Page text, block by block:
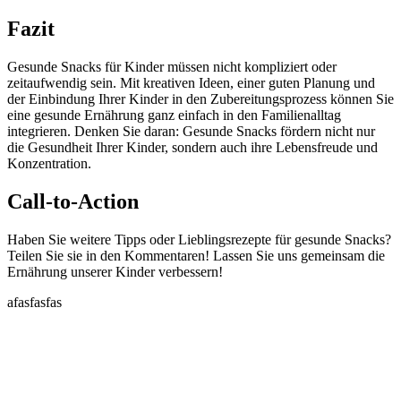
Fazit
Gesunde Snacks für Kinder müssen nicht kompliziert oder
zeitaufwendig sein. Mit kreativen Ideen, einer guten Planung und
der Einbindung Ihrer Kinder in den Zubereitungsprozess können Sie
eine gesunde Ernährung ganz einfach in den Familienalltag
integrieren. Denken Sie daran: Gesunde Snacks fördern nicht nur
die Gesundheit Ihrer Kinder, sondern auch ihre Lebensfreude und
Konzentration.
Call-to-Action
Haben Sie weitere Tipps oder Lieblingsrezepte für gesunde Snacks?
Teilen Sie sie in den Kommentaren! Lassen Sie uns gemeinsam die
Ernährung unserer Kinder verbessern!
afasfasfas